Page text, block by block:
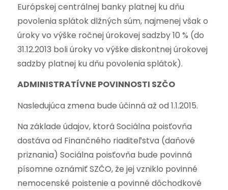
Európskej centrálnej banky platnej ku dňu
povolenia splátok dlžných súm, najmenej však o
úroky vo výške ročnej úrokovej sadzby 10 % (do
31.12.2013 boli úroky vo výške diskontnej úrokovej
sadzby platnej ku dňu povolenia splátok).
ADMINISTRATÍVNE POVINNOSTI SZČO
Nasledujúca zmena bude účinná až od 1.1.2015.
Na základe údajov, ktorá Sociálna poisťovňa
dostáva od Finančného riaditeľstva (daňové
priznania) Sociálna poisťovňa bude povinná
písomne oznámiť SZČO, že jej vzniklo povinné
nemocenské poistenie a povinné dôchodkové